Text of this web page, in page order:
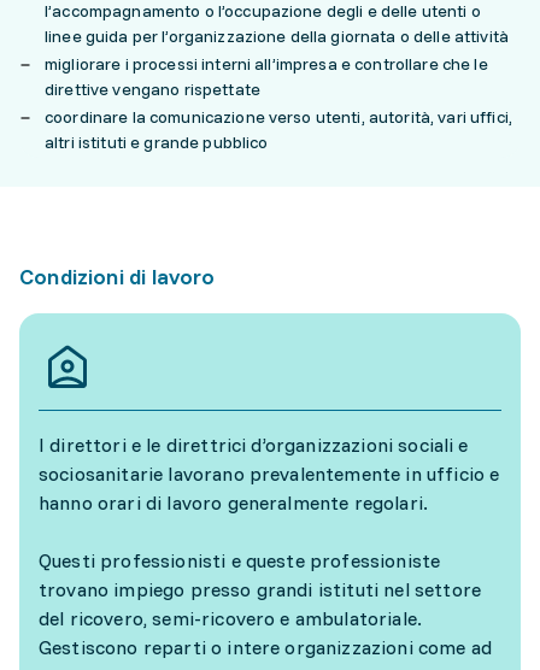
l’accompagnamento o l’occupazione degli e delle utenti o
linee guida per l’organizzazione della giornata o delle attività
migliorare i processi interni all’impresa e controllare che le
direttive vengano rispettate
coordinare la comunicazione verso utenti, autorità, vari uffici,
altri istituti e grande pubblico
Condizioni di lavoro
I direttori e le direttrici d’organizzazioni sociali e
sociosanitarie lavorano prevalentemente in ufficio e
hanno orari di lavoro generalmente regolari.
Questi professionisti e queste professioniste
trovano impiego presso grandi istituti nel settore
del ricovero, semi-ricovero e ambulatoriale.
Gestiscono reparti o intere organizzazioni come ad